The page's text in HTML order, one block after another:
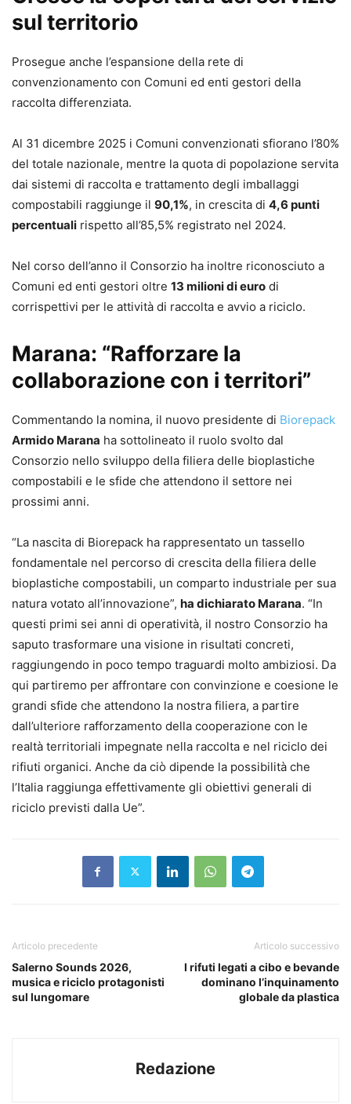
sul territorio
Prosegue anche l’espansione della rete di
convenzionamento con Comuni ed enti gestori della
raccolta differenziata.
Al 31 dicembre 2025 i Comuni convenzionati sfiorano l’80%
del totale nazionale, mentre la quota di popolazione servita
dai sistemi di raccolta e trattamento degli imballaggi
compostabili raggiunge il 90,1%, in crescita di 4,6 punti
percentuali rispetto all’85,5% registrato nel 2024.
Nel corso dell’anno il Consorzio ha inoltre riconosciuto a
Comuni ed enti gestori oltre 13 milioni di euro di
corrispettivi per le attività di raccolta e avvio a riciclo.
Marana: “Rafforzare la
collaborazione con i territori”
Commentando la nomina, il nuovo presidente di Biorepack
Armido Marana ha sottolineato il ruolo svolto dal
Consorzio nello sviluppo della filiera delle bioplastiche
compostabili e le sfide che attendono il settore nei
prossimi anni.
“La nascita di Biorepack ha rappresentato un tassello
fondamentale nel percorso di crescita della filiera delle
bioplastiche compostabili, un comparto industriale per sua
natura votato all’innovazione”, ha dichiarato Marana. “In
questi primi sei anni di operatività, il nostro Consorzio ha
saputo trasformare una visione in risultati concreti,
raggiungendo in poco tempo traguardi molto ambiziosi. Da
qui partiremo per affrontare con convinzione e coesione le
grandi sfide che attendono la nostra filiera, a partire
dall’ulteriore rafforzamento della cooperazione con le
realtà territoriali impegnate nella raccolta e nel riciclo dei
rifiuti organici. Anche da ciò dipende la possibilità che
l’Italia raggiunga effettivamente gli obiettivi generali di
riciclo previsti dalla Ue”.
Articolo precedente
Salerno Sounds 2026,
musica e riciclo protagonisti
sul lungomare
Articolo successivo
I rifuti legati a cibo e bevande
dominano l’inquinamento
globale da plastica
Redazione